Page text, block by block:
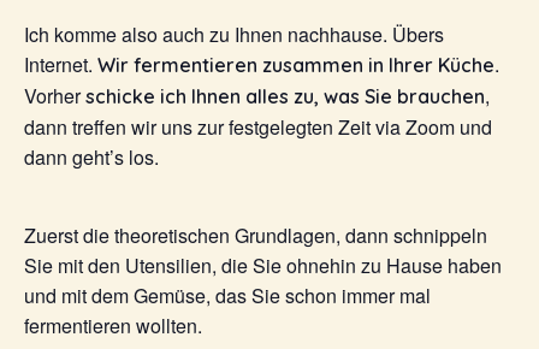
Ich komme also auch zu Ihnen nachhause. Übers
Internet. Wir fermentieren zusammen in Ihrer Küche.
Vorherschicke ich Ihnen alles zu, was Sie brauchen,
dann treffen wir uns zur festgelegten Zeit via Zoom und
dann geht’s los.
Zuerst die theoretischen Grundlagen, dann schnippeln
Sie mit den Utensilien, die Sie ohnehin zu Hause haben
und mit dem Gemüse, das Sie schon immer mal
fermentieren wollten.